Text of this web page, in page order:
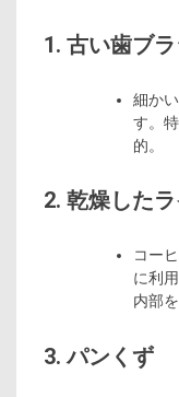
1. 古い歯ブ
細か
す。
的。
2. 乾燥したラ
コー
に利
内部
3. パンくず